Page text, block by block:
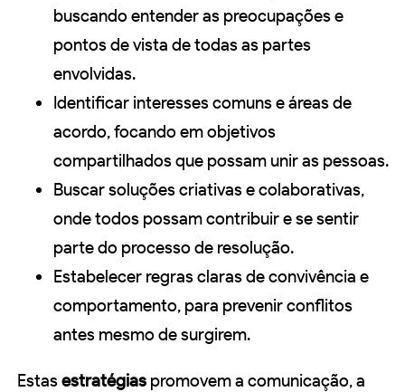
buscando entender as preocupações e
pontos de vista de todas as partes
envolvidas.
Identificar interesses comuns e áreas de
acordo, focando em objetivos
compartilhados que possam unir as pessoas.
Buscar soluções criativas e colaborativas,
onde todos possam contribuir e se sentir
parte do processo de resolução.
Estabelecer regras claras de convivência e
comportamento, para prevenir conflitos
antes mesmo de surgirem.
Estasestratégias promovem a comunicação, a